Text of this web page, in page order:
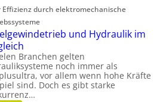
ä
l
e
v
e
i
r
b
e
l
t
u
Effizienz durch elektromechanische
und Hydraulik im
Branchen gelten
noch immer als
vor allem wenn hohe Kräfte
sind. Doch es gibt starke